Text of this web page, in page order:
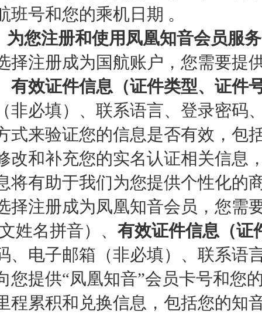
班号和您的乘机日期 。
为您注册和使用凤凰知音会员服务
择注册成为国航账户，您需要提
有效证件信息（证件类型、证件
非必填）、联系语言、登录密码
式来验证您的信息是否有效，包
改和补充您的实名认证相关信息
将有助于我们为您提供个性化的
择注册成为凤凰知音会员，您需
姓名拼音）、 有效证件信息（证
、电子邮箱（非必填）、联系语
您提供“凤凰知音”会员卡号和您
程累积和兑换信息，包括您的知